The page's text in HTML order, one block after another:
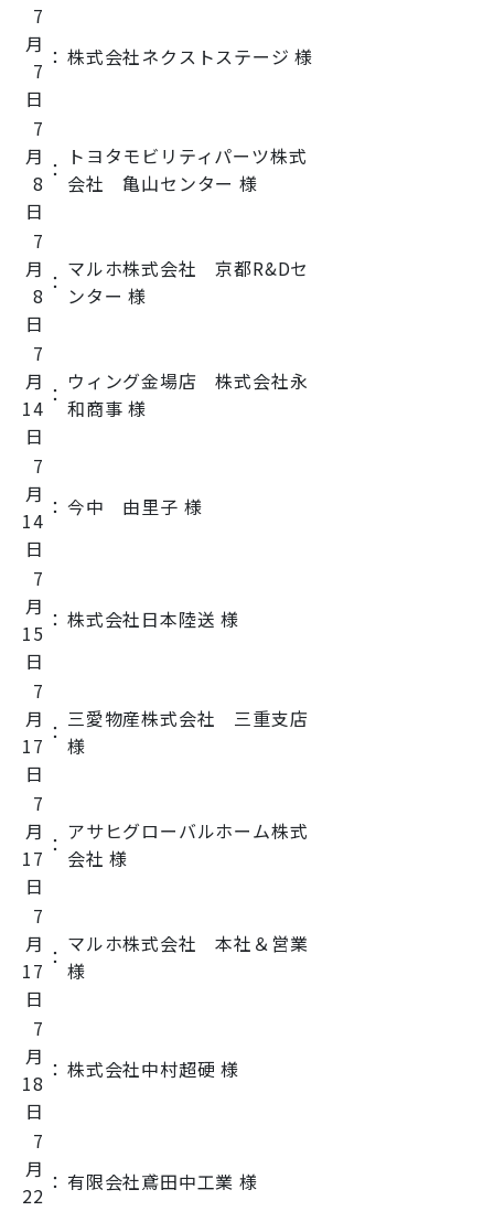
7
月
7
日
： 株式会社ネクストステージ 様
7
月
8
日
： トヨタモビリティパーツ株式
会社 亀山センター 様
7
月
8
日
： マルホ株式会社 京都R&Dセ
ンター 様
7
月
14
日
： ウィング金場店 株式会社永
和商事 様
7
月
14
日
： 今中 由里子 様
7
月
15
日
： 株式会社日本陸送 様
7
月
17
日
： 三愛物産株式会社 三重支店
様
7
月
17
日
： アサヒグローバルホーム株式
会社 様
7
月
17
日
： マルホ株式会社 本社＆営業
様
7
月
18
日
： 株式会社中村超硬 様
7
月
22
： 有限会社鳶田中工業 様